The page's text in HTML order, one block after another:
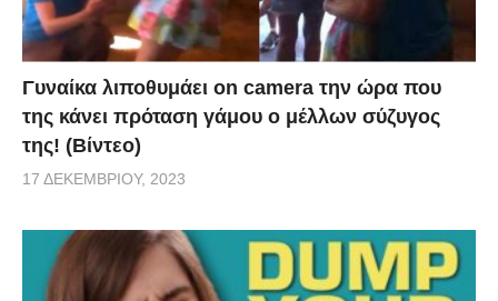
Γυναίκα λιποθυμάει on camera την ώρα που
της κάνει πρόταση γάμου ο μέλλων σύζυγος
της! (Βίντεο)
17 ΔΕΚΕΜΒΡΊΟΥ, 2023